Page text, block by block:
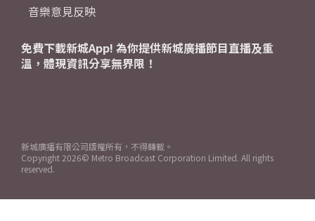
音樂意見反映
免費下載新城App! 為你提供新城廣播節目直播及重
溫，體現資訊分享無界限！
新城廣播有限公司版權所有，不得轉載。
Copyright 2026© Metro Broadcast Corporation Limited. All rights
reserved.